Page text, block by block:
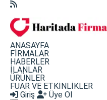
ANASAYFA
FİRMALAR
HABERLER
İLANLAR
ÜRÜNLER
FUAR VE ETKİNLİKLER
Giriş
Üye Ol